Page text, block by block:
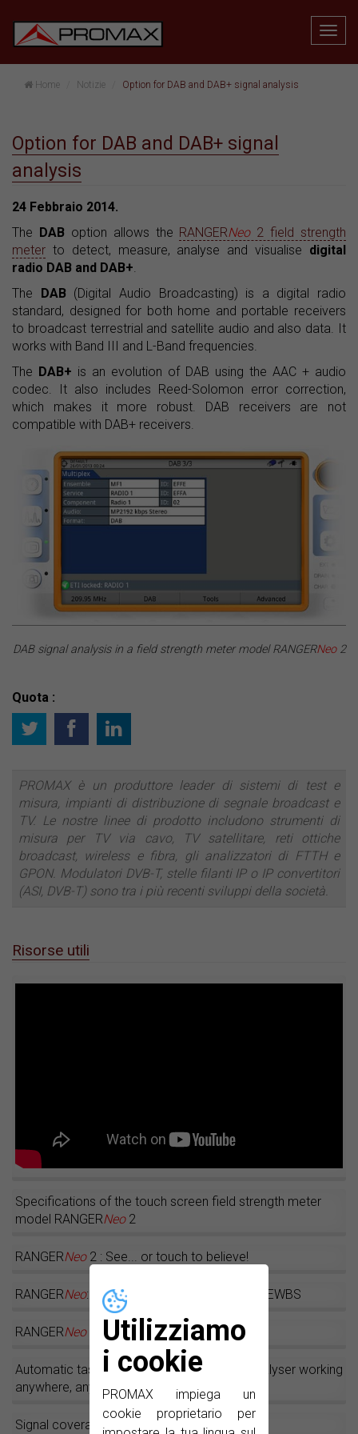
Utilizziamo
i cookie
PROMAX impiega un
cookie proprietario per
Home Notizie Option for DAB and DAB+ signal analysis
Option for DAB and DAB+ signal
analysis
24 Febbraio 2014.
The DAB option allows the RANGERNeo2 field strength
meter to detect, measure, analyse and visualise digital
radio DAB and DAB+.
The DAB (Digital Audio Broadcasting) is a digital radio
standard, designed for both home and portable receivers
to broadcast terrestrial and satellite audio and also data. It
works with Band III and L-Band frequencies.
The DAB+ is an evolution of DAB using the AAC + audio
codec. It also includes Reed-Solomon error correction,
which makes it more robust. DAB receivers are not
compatible with DAB+ receivers.
DAB signal analysis in a field strength meter model RANGERNeo2
Quota :
PROMAX è un produttore leader di sistemi di test e
misura, impianti di distribuzione di segnale broadcast e
TV. Le nostre linee di prodotto includono strumenti di
misura per TV via cavo, TV satellitare, reti ottiche
broadcast, wireless e fibra, gli analizzatori di FTTH e
GPON. Modulatori DVB-T, stelle filanti IP o IP convertitori
(ASI, DVB-T) sono tra i più recenti sviluppi della società.
Risorse utili
Specifications of the touch screen field strength meter
model RANGERNeo2
RANGERNeo2 : See... or touch to believe!
RANGERNeo: field strength meter supporting EWBS
RANGERNeo2
Automatic task planner: The RANGER
analyser working
anywhere, anytime by its own
Signal coverage GPS option